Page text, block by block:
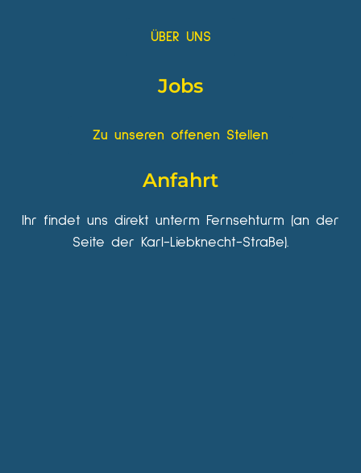
ÜBER UNS
Jobs
Zu unseren offenen Stellen
Anfahrt
Ihr findet uns direkt unterm Fernsehturm (an der
Seite der Karl-Liebknecht-Straße).